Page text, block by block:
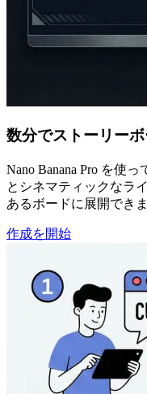
数分でストーリー
Nano Banana Pro を使
とシネマティックなラ
あるボードに展開できま
作成を開始